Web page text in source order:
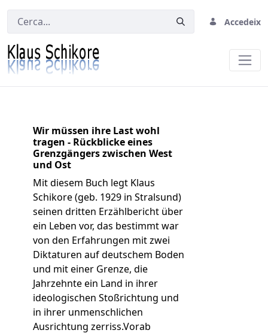
Accedeix
Wir müssen ihre Last wohl
tragen - Rückblicke eines
Grenzgängers zwischen West
und Ost
Mit diesem Buch legt Klaus
Schikore (geb. 1929 in Stralsund)
seinen dritten Erzählbericht über
ein Leben vor, das bestimmt war
von den Erfahrungen mit zwei
Diktaturen auf deutschem Boden
und mit einer Grenze, die
Jahrzehnte ein Land in ihrer
ideologischen Stoßrichtung und
in ihrer unmenschlichen
Ausrichtung zerriss.Vorab